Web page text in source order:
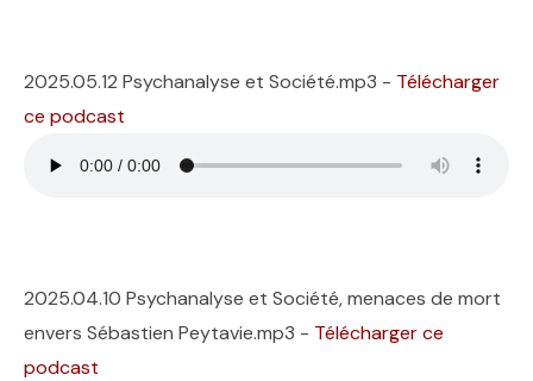
2025.05.12 Psychanalyse et Société.mp3 - Télécharger
ce podcast
2025.04.10 Psychanalyse et Société, menaces de mort
envers Sébastien Peytavie.mp3 - Télécharger ce
podcast